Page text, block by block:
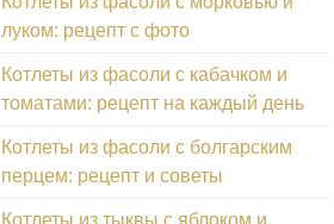
луком: рецепт с фото
Котлеты из фасоли с кабачком и
томатами: рецепт на каждый день
Котлеты из фасоли с болгарским
перцем: рецепт и советы
Котлеты из тыквы с яблоком и